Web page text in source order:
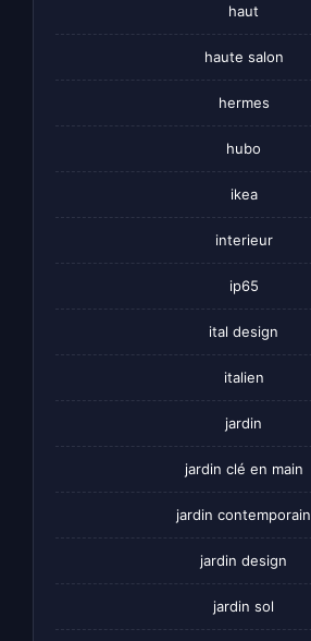
haut
haute salon
hermes
hubo
ikea
interieur
ip65
ital design
italien
jardin
jardin clé en main
jardin contemporain
jardin design
jardin sol